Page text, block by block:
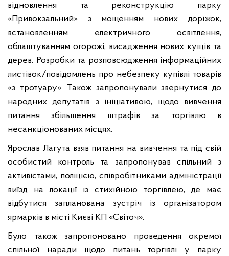
відновлення та реконструкцію парку
«Привокзальний» з мощенням нових доріжок,
встановленням електричного освітлення,
облаштуванням огорожі, висадження нових кущів та
дерев. Розробки та розповсюдження інформаційних
листівок/повідомлень про небезпеку купівлі товарів
«з тротуару». Також запропонували звернутися до
народних депутатів з ініціативою, щодо вивчення
питання збільшення штрафів за торгівлю в
несанкціонованих місцях.
Ярослав Лагута взяв питання на вивчення та під свій
особистий контроль та запропонував спільний з
активістами, поліцією, співробітниками адміністрації
виїзд на локації із стихійною торгівлею, де має
відбутися запланована зустріч із організатором
ярмарків в місті Києві КП «Світоч».
Було також запропоновано проведення окремої
спільної наради щодо питань торгівлі у парку